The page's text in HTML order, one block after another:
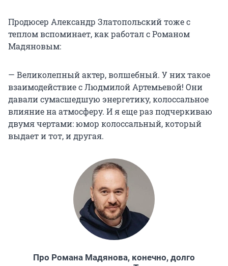
Продюсер Александр Златопольский тоже с
теплом вспоминает, как работал с Романом
Мадяновым:
— Великолепный актер, волшебный. У них такое
взаимодействие с Людмилой Артемьевой! Они
давали сумасшедшую энергетику, колоссальное
влияние на атмосферу. И я еще раз подчеркиваю
двумя чертами: юмор колоссальный, который
выдает и тот, и другая.
Про Романа Мадянова, конечно, долго